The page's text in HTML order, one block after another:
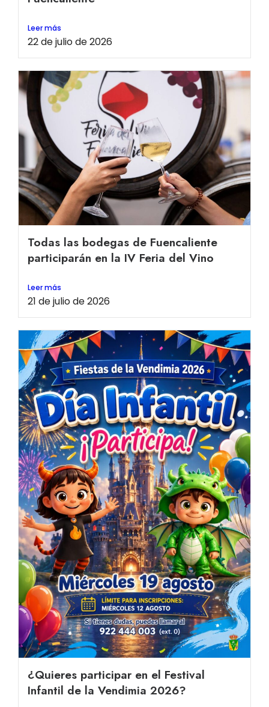
Leer más
22 de julio de 2026
Todas las bodegas de Fuencaliente
participarán en la IV Feria del Vino
Leer más
21 de julio de 2026
¿Quieres participar en el Festival
Infantil de la Vendimia 2026?